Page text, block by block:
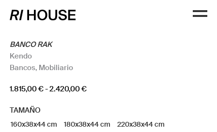
BANCO RAK
Kendo
Bancos, Mobiliario
1.815,00€-2.420,00€Rango
desde
TAMAÑO
160x38x44 cm 180x38x44 cm 220x38x44 cm